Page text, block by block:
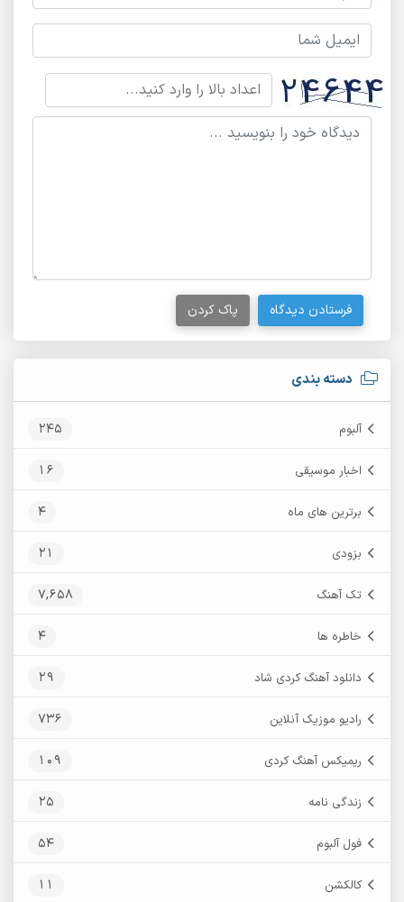
دسته بندی
آلبوم 245
اخبار موسیقی 16
برترین های ماه 4
بزودی 21
تک آهنگ 7,658
خاطره ها 4
دانلود آهنگ کردی شاد 29
رادیو موزیک آنلاین 736
ریمیکس آهنگ کردی 109
زندگی نامه 25
فول آلبوم 54
کالکشن 11
فرستادن دیدگاه پاک کردن